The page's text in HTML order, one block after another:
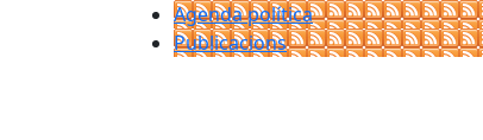
Agenda política
Publicacions